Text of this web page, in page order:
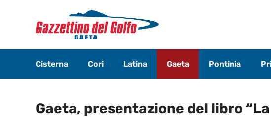
contenuto
Cisterna Cori Latina Gaeta Pontinia
Gaeta, presentazione del libro